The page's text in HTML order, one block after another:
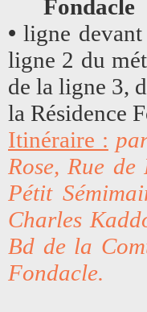
Fondacle
•ligne
ligne 2 du
de la ligne 3,
la Résidence
Itinéraire :
Rose, Rue
Pétit
Charles
Bd de la
Fondacle.